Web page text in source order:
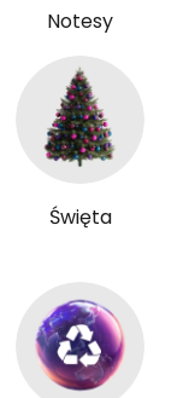
Notesy
Święta